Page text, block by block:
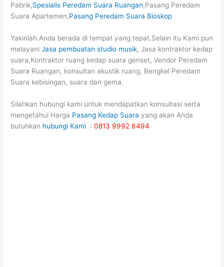
Pabrik,Spesialis Peredam Suara Ruangan,Pasang Peredam
Suara Apartemen,Pasang Peredam Suara Bioskop
Yakinlah.Anda berada di tempat yang tepat.Selain itu Kami pun
melayaniJasa pembuatan studio musik, Jasa kontraktor kedap
suara,Kontraktor ruang kedap suara genset, Vendor Peredam
Suara Ruangan, konsultan akustik ruang, Bengkel Peredam
Suara kebisingan, suara dan gema.
Silahkan hubungi kami untuk mendapatkan konsultasi serta
mengetahui Harga Pasang Kedap Suara yang akan Anda
butuhkan hubungi Kami :0813 9992 6494